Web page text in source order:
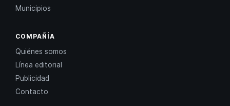
Municipios
COMPAÑÍA
Quiénes somos
Línea editorial
Publicidad
Contacto